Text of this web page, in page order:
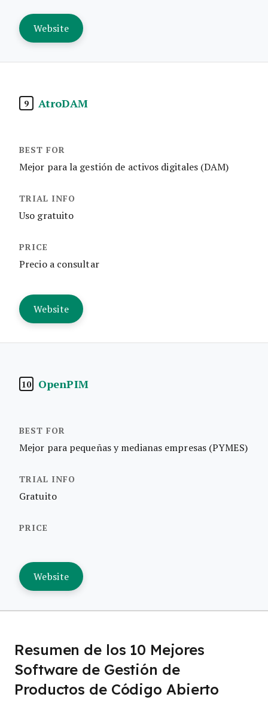
Website
9 AtroDAM
Mejor para la gestión de activos digitales (DAM)
Uso gratuito
Precio a consultar
Website
10 OpenPIM
Mejor para pequeñas y medianas empresas (PYMES)
Gratuito
Website
Resumen de los 10 Mejores
Software de Gestión de
Productos de Código Abierto